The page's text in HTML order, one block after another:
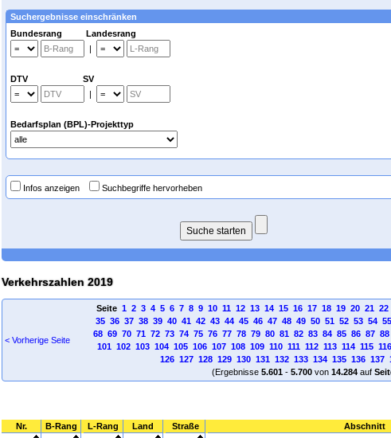
Suchergebnisse einschränken
Bundesrang Landesrang
|
DTV SV
|
Bedarfsplan (BPL)-Projekttyp
Infos anzeigen Suchbegriffe hervorheben
Verkehrszahlen 2019
< Vorherige Seite
Seite 1 2 3 4 5 6 7 8 9 10 11 12 13 14 15 16 17 18 19 20 21 22
35 36 37 38 39 40 41 42 43 44 45 46 47 48 49 50 51 52 53 54 55
68 69 70 71 72 73 74 75 76 77 78 79 80 81 82 83 84 85 86 87 88
101 102 103 104 105 106 107 108 109 110 111 112 113 114 115 116
126 127 128 129 130 131 132 133 134 135 136 137
(Ergebnisse 5.601- 5.700von 14.284auf
Nr. B-Rang L-Rang Land Straße Abschnitt